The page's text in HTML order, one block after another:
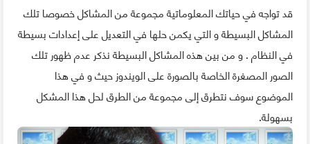
قد تواجه في حياتك المعلوماتية مجموعة من المشاكل خصوصا تلك
المشاكل البسيطة و التي يكمن حلها في التعديل على إعدادات بسيطة
في النظام . و من بين هذه المشاكل البسيطة نذكر عدم ظهور تلك
الصور المصغرة الخاصة بالصورة على الويندوز حيث و في هذا
الموضوع سوف نتطرق إلى مجموعة من الطرق لحل هذا المشكل
بسهولة.